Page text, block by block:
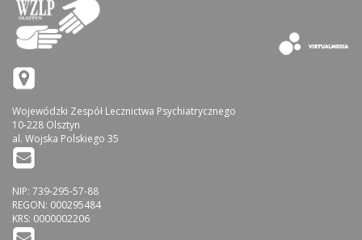
Wojewódzki Zespół Lecznictwa Psychiatrycznego
10-228 Olsztyn
al. Wojska Polskiego 35
NIP: 739-295-57-88
REGON: 000295484
KRS: 0000002206